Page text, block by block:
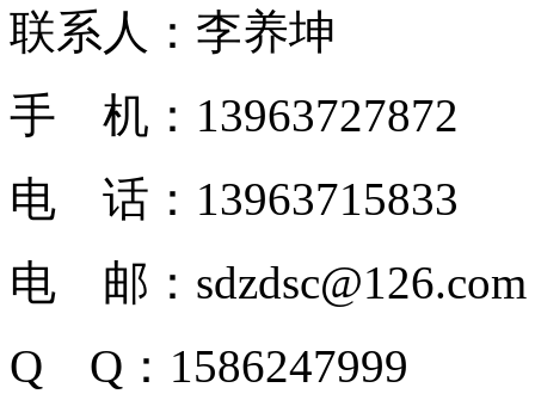
联系人：李养坤
手 机：13963727872
电 话：13963715833
电 邮：sdzdsc@126.com
Q Q：1586247999